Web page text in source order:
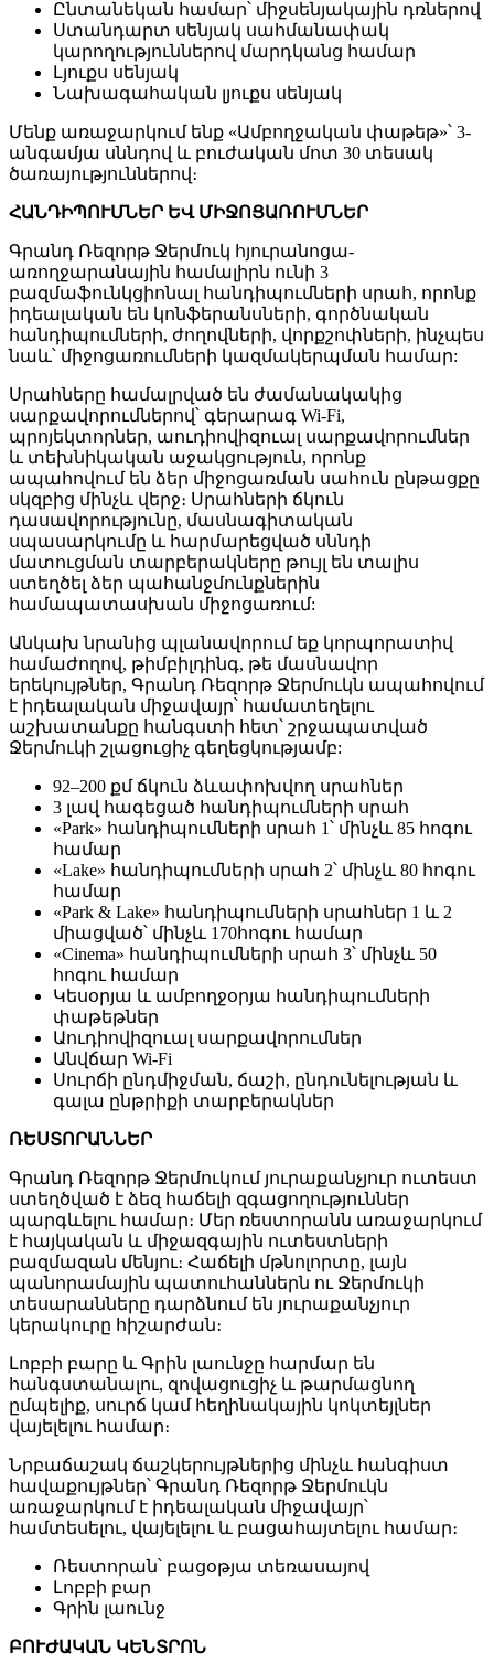
Ընտանեկան համար՝ միջսենյակային դռներով
Ստանդարտ սենյակ սահմանափակ
կարողություններով մարդկանց համար
Լյուքս սենյակ
Նախագահական լյուքս սենյակ
Մենք առաջարկում ենք «Ամբողջական փաթեթ»՝ 3-
անգամյա սննդով և բուժական մոտ 30 տեսակ
ծառայություններով։
ՀԱՆԴԻՊՈՒՄՆԵՐ ԵՎ ՄԻՋՈՑԱՌՈՒՄՆԵՐ
Գրանդ Ռեզորթ Ջերմուկ հյուրանոցա-
առողջարանային համալիրն ունի 3
բազմաֆունկցիոնալ հանդիպումների սրահ, որոնք
իդեալական են կոնֆերանսների, գործնական
հանդիպումների, ժողովների, վորքշոփների, ինչպես
նաև՝ միջոցառումների կազմակերպման համար:
Սրահները համալրված են ժամանակակից
սարքավորումներով՝ գերարագ Wi-Fi,
պրոյեկտորներ, աուդիովիզուալ սարքավորումներ
և տեխնիկական աջակցություն, որոնք
ապահովում են ձեր միջոցառման սահուն ընթացքը
սկզբից մինչև վերջ։ Սրահների ճկուն
դասավորությունը, մասնագիտական ​​
սպասարկումը և հարմարեցված սննդի
մատուցման տարբերակները թույլ են տալիս
ստեղծել ձեր պահանջմունքներին
համապատասխան միջոցառում:
Անկախ նրանից պլանավորում եք կորպորատիվ
համաժողով, թիմբիլդինգ, թե մասնավոր
երեկույթներ, Գրանդ Ռեզորթ Ջերմուկն ապահովում
է իդեալական միջավայր՝ համատեղելու
աշխատանքը հանգստի հետ՝ շրջապատված
Ջերմուկի շլացուցիչ գեղեցկությամբ:
92–200 քմ ճկուն ձևափոխվող սրահներ
3 լավ հագեցած հանդիպումների սրահ
«Park» հանդիպումների սրահ 1՝ մինչև 85 հոգու
համար
«Lake» հանդիպումների սրահ 2՝ մինչև 80 հոգու
համար
«Park & Lake» հանդիպումների սրահներ 1 և 2
միացված՝ մինչև 170հոգու համար
«Cinema» հանդիպումների սրահ 3՝ մինչև 50
հոգու համար
Կեսօրյա և ամբողջօրյա հանդիպումների
փաթեթներ
Աուդիովիզուալ սարքավորումներ
Անվճար Wi-Fi
Սուրճի ընդմիջման, ճաշի, ընդունելության և
գալա ընթրիքի տարբերակներ
ՌԵՍՏՈՐԱՆՆԵՐ
Գրանդ Ռեզորթ Ջերմուկում յուրաքանչյուր ուտեստ
ստեղծված է ձեզ հաճելի զգացողություններ
պարգևելու համար։ Մեր ռեստորանն առաջարկում
է հայկական և միջազգային ուտեստների
բազմազան մենյու։ Հաճելի մթնոլորտը, լայն
պանորամային պատուհաններն ու Ջերմուկի
տեսարանները դարձնում են յուրաքանչյուր
կերակուրը հիշարժան։
Լոբբի բարը և Գրին լաունջը հարմար են
հանգստանալու, զովացուցիչ և թարմացնող
ըմպելիք, սուրճ կամ հեղինակային կոկտեյլներ
վայելելու համար։
Նրբաճաշակ ճաշկերույթներից մինչև հանգիստ
հավաքույթներ՝ Գրանդ Ռեզորթ Ջերմուկն
առաջարկում է իդեալական միջավայր՝
համտեսելու, վայելելու և բացահայտելու համար։
Ռեստորան՝ բացօթյա տեռասայով
Լոբբի բար
Գրին լաունջ
ԲՈՒԺԱԿԱՆ ԿԵՆՏՐՈՆ